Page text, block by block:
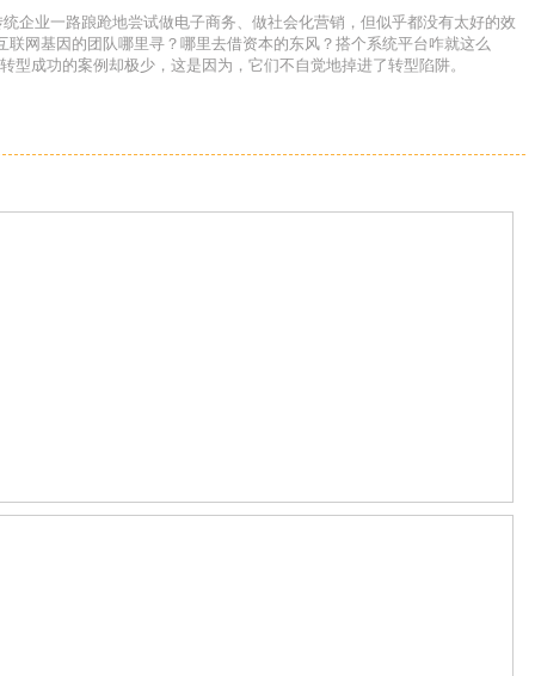
企业一路踉跄地尝试做电子商务、做社会化营销，但似乎都没有太好的效
网基因的团队哪里寻？哪里去借资本的东风？搭个系统平台咋就这么
成功的案例却极少，这是因为，它们不自觉地掉进了转型陷阱。